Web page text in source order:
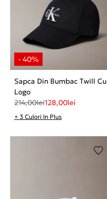
Sapca Din Bumbac Twill Cu
Logo
214,00lei128,00lei
+ 3 Culori In Plus